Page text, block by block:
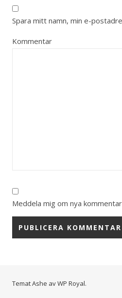
Spara mitt namn, min e-
Kommentar
Meddela mig om nya
Temat Ashe avWP Royal.